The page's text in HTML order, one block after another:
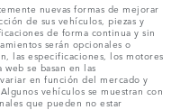
nuevas formas de mejorar
de sus vehículos, piezas y
de forma continua y sin
serán opcionales o
las especificaciones, los motores
se basan en las
en función del mercado y
vehículos se muestran con
que pueden no estar